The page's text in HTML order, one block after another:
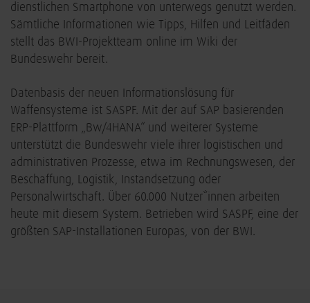
dienstlichen Smartphone von unterwegs genutzt werden.
Sämtliche Informationen wie Tipps, Hilfen und Leitfäden
stellt das BWI-Projektteam online im Wiki der
Bundeswehr bereit.
Datenbasis der neuen Informationslösung für
Waffensysteme ist SASPF. Mit der auf SAP basierenden
ERP-Plattform „Bw/4HANA“ und weiterer Systeme
unterstützt die Bundeswehr viele ihrer logistischen und
administrativen Prozesse, etwa im Rechnungswesen, der
Beschaffung, Logistik, Instandsetzung oder
Personalwirtschaft. Über 60.000 Nutzer*innen arbeiten
heute mit diesem System. Betrieben wird SASPF, eine der
größten SAP-Installationen Europas, von der BWI.